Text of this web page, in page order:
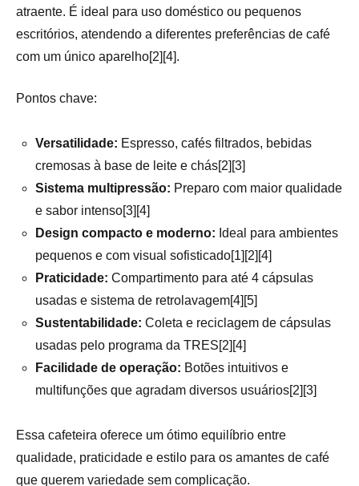
atraente. É ideal para uso doméstico ou pequenos
escritórios, atendendo a diferentes preferências de café
com um único aparelho[2][4].
Pontos chave:
Versatilidade: Espresso, cafés filtrados, bebidas
cremosas à base de leite e chás[2][3]
Sistema multipressão: Preparo com maior qualidade
e sabor intenso[3][4]
Design compacto e moderno: Ideal para ambientes
pequenos e com visual sofisticado[1][2][4]
Praticidade: Compartimento para até 4 cápsulas
usadas e sistema de retrolavagem[4][5]
Sustentabilidade: Coleta e reciclagem de cápsulas
usadas pelo programa da TRES[2][4]
Facilidade de operação: Botões intuitivos e
multifunções que agradam diversos usuários[2][3]
Essa cafeteira oferece um ótimo equilíbrio entre
qualidade, praticidade e estilo para os amantes de café
que querem variedade sem complicação.